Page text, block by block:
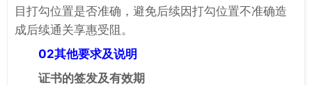
目打勾位置是否准确，避免后续因打勾位置不准确造
成后续通关享惠受阻。
02其他要求及说明
证书的签发及有效期